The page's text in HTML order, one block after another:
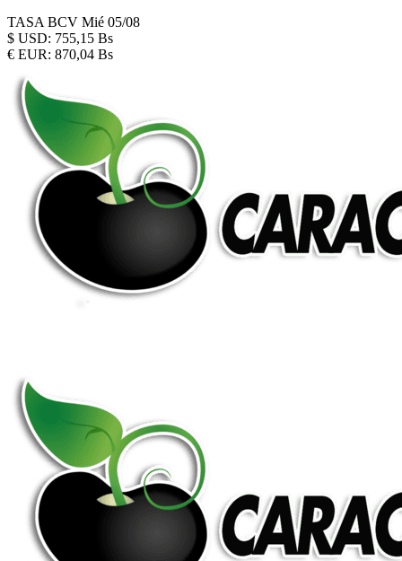
TASA BCV Mié 05/08
$ USD: 755,15 Bs
€ EUR: 870,04 Bs